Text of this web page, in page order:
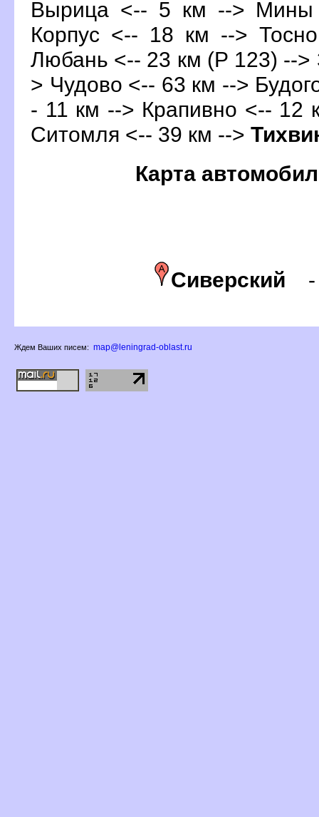
ырица <-- 5 км --> Мины
Корпус <-- 18 км -->
Любань <-- 23 км (Р 123) -->
> Чудово <-- 63 км -->
- 11 км --> Крапивно <-- 12
Ситомля <-- 39 км -->
Карта
Сиверский
Ждем Ваших писем: map@leningrad-oblast.ru